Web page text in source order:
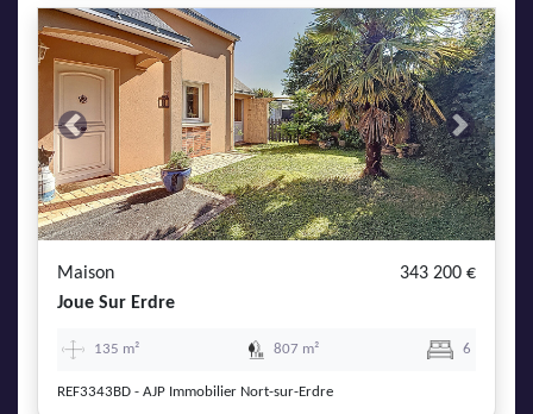
Previous Next
Maison
343 200 €
Joue Sur Erdre
135 m² 807 m² 6
REF3343BD - AJP Immobilier Nort-sur-Erdre